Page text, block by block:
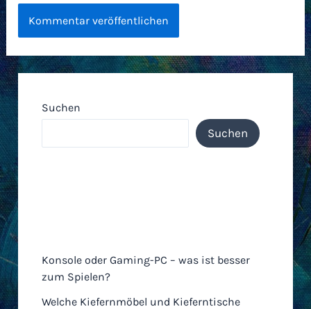
Suchen
Suchen
Konsole oder Gaming-PC – was ist besser
zum Spielen?
Welche Kiefernmöbel und Kieferntische